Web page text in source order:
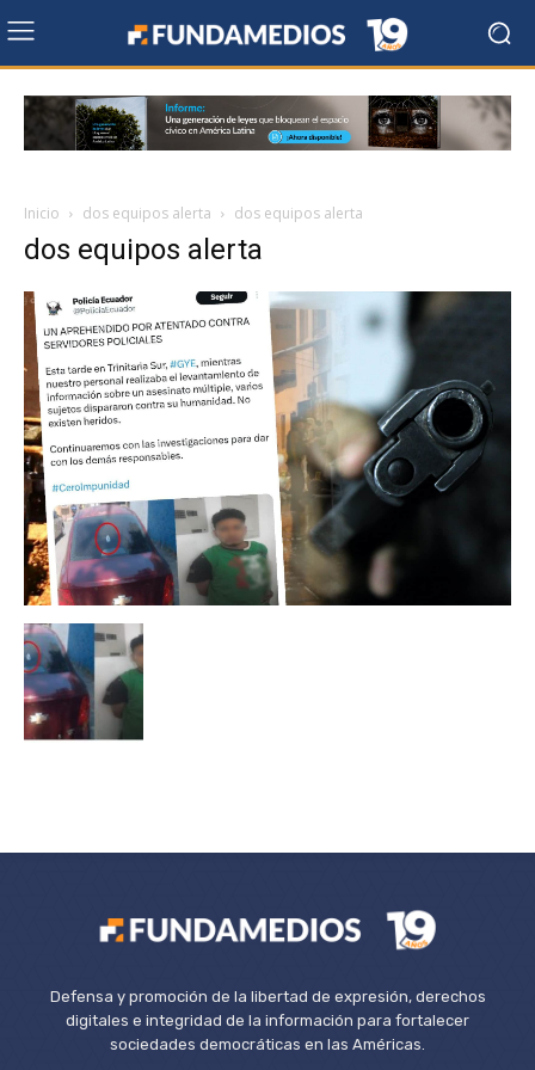
Inicio dos equipos alerta dos equipos alerta
dos equipos alerta
Defensa y promoción de la libertad de expresión, derechos
digitales e integridad de la información para fortalecer
sociedades democráticas en las Américas.